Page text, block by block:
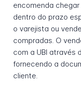
encomenda
dentro do prazo
o varejista ou
compradas. O
com a UBI através
fornecendo a
cliente.